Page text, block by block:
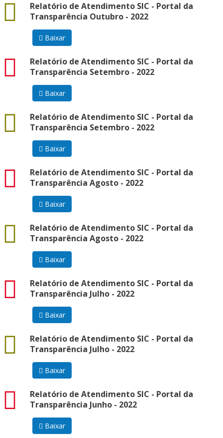
Relatório de Atendimento SIC - Portal da
Transparência Outubro - 2022
docx
Baixar
Relatório de Atendimento SIC - Portal da
Transparência Setembro - 2022
pdf
Baixar
Relatório de Atendimento SIC - Portal da
Transparência Setembro - 2022
docx
Baixar
Relatório de Atendimento SIC - Portal da
Transparência Agosto - 2022
pdf
Baixar
Relatório de Atendimento SIC - Portal da
Transparência Agosto - 2022
docx
Baixar
Relatório de Atendimento SIC - Portal da
Transparência Julho - 2022
pdf
Baixar
Relatório de Atendimento SIC - Portal da
Transparência Julho - 2022
docx
Baixar
Relatório de Atendimento SIC - Portal da
Transparência Junho - 2022
pdf
Baixar